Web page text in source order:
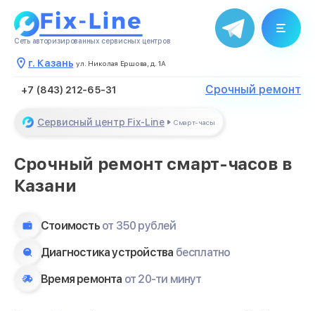
Сеть авторизированных сервисных центров
г. Казань ул. Николая Ершова, д. 1А
+7 (843) 212-65-31 Срочный ремонт
Сервисный центр Fix-Line Смарт-часы
Срочный ремонт смарт-часов в
Казани
Стоимость от 350 рублей
Диагностика устройства бесплатно
Время ремонта от 20-ти минут